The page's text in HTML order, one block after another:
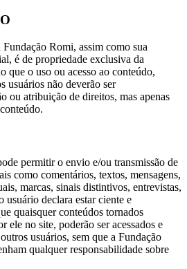
Romi, assim como sua
é de propriedade exclusiva da
que o uso ou acesso ao conteúdo,
usuários não deverão ser
ou atribuição de direitos, mas apenas
permitir o envio e/ou transmissão de
como comentários, textos, mensagens,
marcas, sinais distintivos, entrevistas,
usuário declara estar ciente e
quaisquer conteúdos tornados
ele no site, poderão ser acessados e
usuários, sem que a Fundação
qualquer responsabilidade sobre